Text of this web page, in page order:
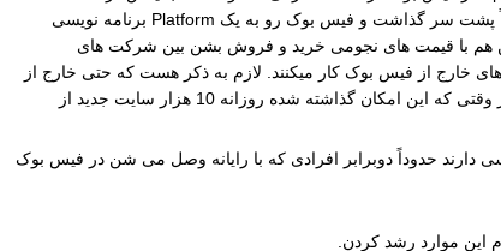
معرفی شد و هر شخص امکان ایجاد نرم افزارهای تحت فیس بوک رو پیدا کرد و اینجا بود که فیس بوک تمام رقیب های خودش رو رسماً پشت سر گذاشت و فیس بوک رو به یک Platform برنامه نویسی
هم با قیمت های نجومی خرید و فروش بشن بین شرکت های
بوک نصب میشه و هر روز 250 میلون نفر با فیس بوک در برنامه های خارج از فیس بوک کار میکنند. لازم به ذکر هست که حتی خارج از
سایت فیس بوک و هر کسی حتی در سایت شخصی خودش می تونه یک برنامه ی ساده که از فیس بوک استفاده می کنه داشته باشه! از وقتی که این امکان گذاشته شده روزانه 10 هزار سایت جدید از
دارند حدوداً دوبرابر افرادی که با رایانه وصل می شن در فیس بوک